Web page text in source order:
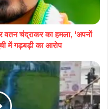
चंद्राकर का हमला, 'अपनों
में गड़बड़ी का आरोप